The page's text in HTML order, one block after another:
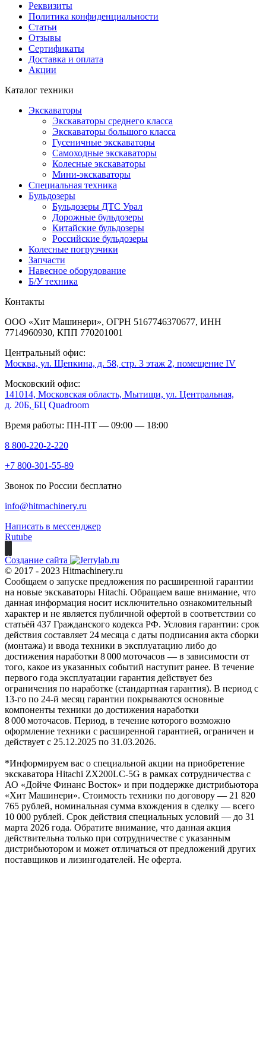
Реквизиты
Политика конфиденциальности
Статьи
Отзывы
Сертификаты
Доставка и оплата
Акции
Каталог техники
Экскаваторы
Экскаваторы среднего класса
Экскаваторы большого класса
Гусеничные экскаваторы
Самоходные экскаваторы
Колесные экскаваторы
Мини-экскаваторы
Специальная техника
Бульдозеры
Бульдозеры ДТС Урал
Дорожные бульдозеры
Китайские бульдозеры
Российские бульдозеры
Колесные погрузчики
Запчасти
Навесное оборудование
Б/У техника
Контакты
ООО «Хит Машинери», ОГРН 5167746370677, ИНН
7714960930, КПП 770201001
Центральный офис:
Москва, ул. Щепкина, д. 58, стр. 3 этаж 2, помещение IV
Московский офис:
141014, Московская область, Мытищи, ул. Центральная,
д. 20Б, БЦ Quadroom
Время работы: ПН-ПТ — 09:00 — 18:00
8 800-220-2-220
+7 800-301-55-89
Звонок по России бесплатно
info@hitmachinery.ru
Написать в мессенджер
Rutube
Создание сайта
© 2017 - 2023 Hitmachinery.ru
Сообщаем о запуске предложения по расширенной гарантии
на новые экскаваторы Hitachi. Обращаем ваше внимание, что
данная информация носит исключительно ознакомительный
характер и не является публичной офертой в соответствии со
статьёй 437 Гражданского кодекса РФ. Условия гарантии: срок
действия составляет 24 месяца с даты подписания акта сборки
(монтажа) и ввода техники в эксплуатацию либо до
достижения наработки 8 000 моточасов — в зависимости от
того, какое из указанных событий наступит ранее. В течение
первого года эксплуатации гарантия действует без
ограничения по наработке (стандартная гарантия). В период с
13‑го по 24‑й месяц гарантии покрываются основные
компоненты техники до достижения наработки
8 000 моточасов. Период, в течение которого возможно
оформление техники с расширенной гарантией, ограничен и
действует с 25.12.2025 по 31.03.2026.
*Информируем вас о специальной акции на приобретение
экскаватора Hitachi ZX200LC-5G в рамках сотрудничества с
АО «Дойче Финанс Восток» и при поддержке дистрибьютора
«Хит Машинери». Стоимость техники по договору — 21 820
765 рублей, номинальная сумма вхождения в сделку — всего
10 000 рублей. Срок действия специальных условий — до 31
марта 2026 года. Обратите внимание, что данная акция
действительна только при сотрудничестве с указанным
дистрибьютором и может отличаться от предложений других
поставщиков и лизингодателей. Не оферта.